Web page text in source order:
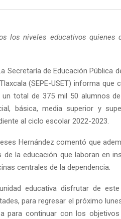
los niveles educativos quienes
Secretaría de Educación Pública
(SEPE-USET) informa que
total de 375 mil 50 alumnos
básica, media superior y
al ciclo escolar 2022-2023.
Hernández comentó que
la educación que laboran en
centrales de la dependencia.
educativa disfrutar de este
para regresar el próximo
para continuar con los